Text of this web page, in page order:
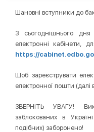
Шановні вступники до
З сьогоднішнього
електронні кабінети,
https://
Щоб зареєструвати
електронної пошти (далі
ЗВЕРНІТЬ УВАГУ!
заблокованих в
подібних) заборонено!